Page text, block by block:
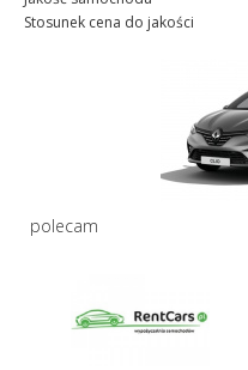
Stosunek cena do jakości
polecam